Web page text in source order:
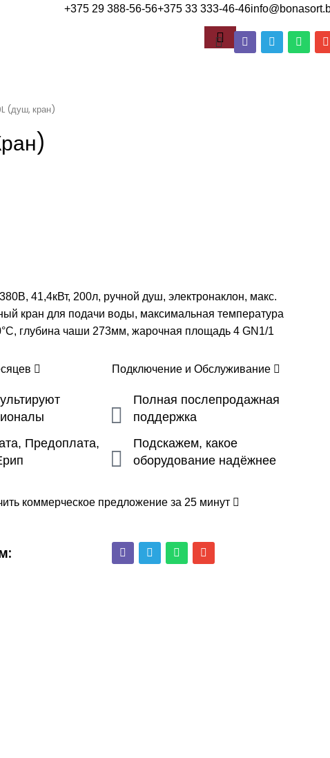
+375 29 388-56-56+375 33 333-46-46
(душ, кран)
41,4кВт, 200л, ручной душ, электронаклон, макс.
кран для подачи воды, максимальная температура
глубина чаши 273мм, жарочная площадь 4 GN1/1
Подключение и Обслуживание
Предоплата,
Полная послепродажная
поддержка
Подскажем, какое
оборудование надёжнее
коммерческое предложение за 25 минут